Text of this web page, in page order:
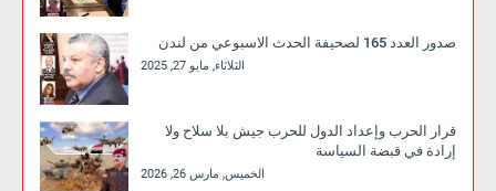
صدور العدد 165 لصحيفة الحدث الاسبوعي من لندن
الثلاثاء, مايو 27, 2025
قرار الحرب وإعداد الدول للحرب جيش بلا سلاح ولا
إرادة في قبضة السياسة
الخميس, مارس 26, 2026